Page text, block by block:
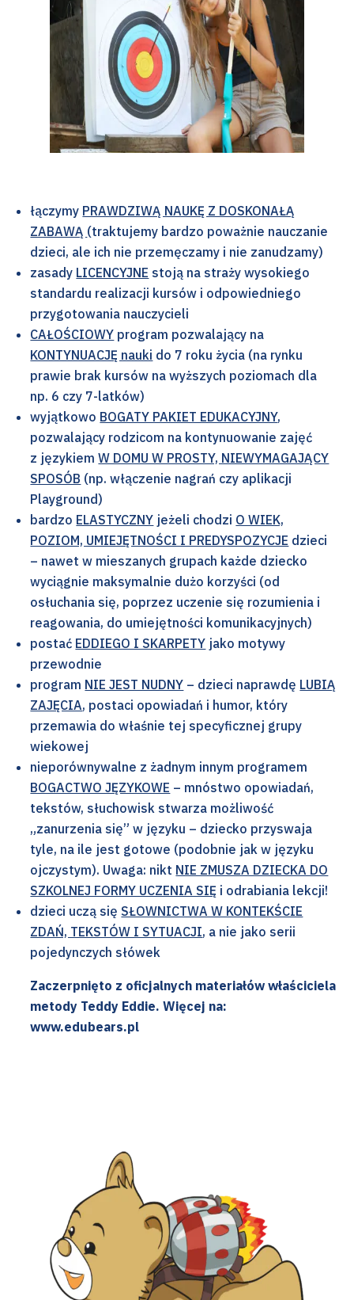
łączymy PRAWDZIWĄ NAUKĘ Z DOSKONAŁĄ
ZABAWĄ (traktujemy bardzo poważnie nauczanie
dzieci, ale ich nie przemęczamy i nie zanudzamy)
zasady LICENCYJNE stoją na straży wysokiego
standardu realizacji kursów i odpowiedniego
przygotowania nauczycieli
CAŁOŚCIOWY program pozwalający na
KONTYNUACJĘ nauki do 7 roku życia (na rynku
prawie brak kursów na wyższych poziomach dla
np. 6 czy 7-latków)
wyjątkowo BOGATY PAKIET EDUKACYJNY,
pozwalający rodzicom na kontynuowanie zajęć
z językiemW DOMU W PROSTY, NIEWYMAGAJĄCY
SPOSÓB (np. włączenie nagrań czy aplikacji
Playground)
bardzo ELASTYCZNY jeżeli chodzi O WIEK,
POZIOM, UMIEJĘTNOŚCI I PREDYSPOZYCJE dzieci
– nawet w mieszanych grupach każde dziecko
wyciągnie maksymalnie dużo korzyści (od
osłuchania się, poprzez uczenie się rozumienia i
reagowania, do umiejętności komunikacyjnych)
postać EDDIEGO I SKARPETY jako motywy
przewodnie
program NIE JEST NUDNY – dzieci naprawdę LUBIĄ
ZAJĘCIA, postaci opowiadań i humor, który
przemawia do właśnie tej specyficznej grupy
wiekowej
nieporównywalne z żadnym innym programem
BOGACTWO JĘZYKOWE – mnóstwo opowiadań,
tekstów, słuchowisk stwarza możliwość
„zanurzenia się” w języku – dziecko przyswaja
tyle, na ile jest gotowe (podobnie jak w języku
ojczystym). Uwaga: nikt NIE ZMUSZA DZIECKA DO
SZKOLNEJ FORMY UCZENIA SIĘ i odrabiania lekcji!
dzieci uczą się SŁOWNICTWA W KONTEKŚCIE
ZDAŃ, TEKSTÓW I SYTUACJI, a nie jako serii
pojedynczych słówek
Zaczerpnięto z oficjalnych materiałów właściciela
metody Teddy Eddie. Więcej na:
www.edubears.pl